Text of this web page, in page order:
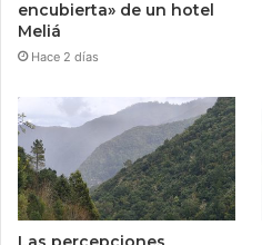
encubierta» de un hotel
Meliá
Hace 2 días